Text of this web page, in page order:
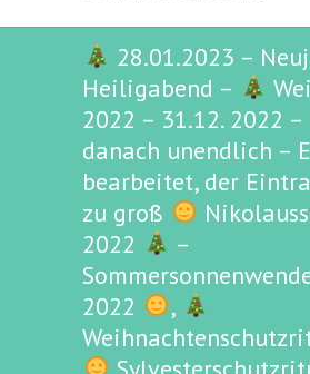
28.01.2023 –
Heiligabend –
2022 – 31.12. 2022
danach unendlich –
bearbeitet, der
zu groß
2022
–
2022
,